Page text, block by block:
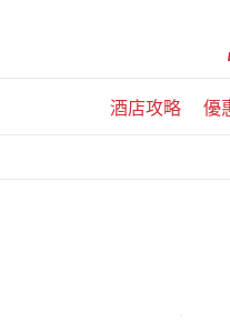
酒店攻略 優